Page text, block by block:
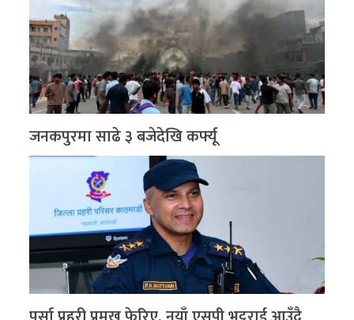
जनकपुरमा साढे ३ बजेदेखि कर्फ्यू